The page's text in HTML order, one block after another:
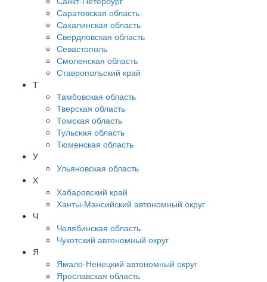
Саратовская область
Сахалинская область
Свердловская область
Севастополь
Смоленская область
Ставропольский край
Т
Тамбовская область
Тверская область
Томская область
Тульская область
Тюменская область
У
Ульяновская область
Х
Хабаровский край
Ханты-Мансийский автономный округ
Ч
Челябинская область
Чукотский автономный округ
Я
Ямало-Ненецкий автономный округ
Ярославская область